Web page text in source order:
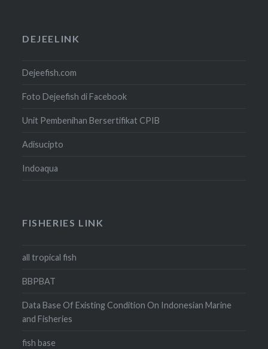
DEJEELINK
Dejeefish.com
Foto Dejeefish di Facebook
Unit Pembenihan Bersertifikat CPIB
Adisucipto
Indoaqua
FISHERIES LINK
all tropical fish
BBPBAT
Data Base Of Existing Condition On Indonesian Marine
and Fisheries
fish base